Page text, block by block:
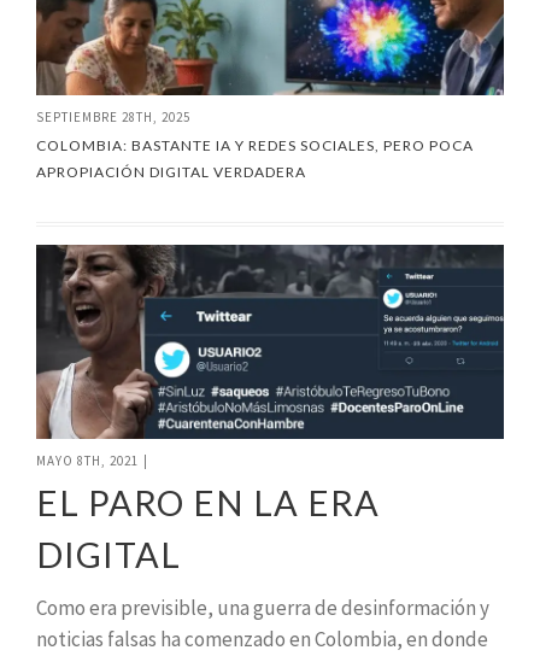
SEPTIEMBRE 28TH, 2025
COLOMBIA: BASTANTE IA Y REDES SOCIALES, PERO POCA
APROPIACIÓN DIGITAL VERDADERA
MAYO 8TH, 2021
EL PARO EN LA ERA
DIGITAL
Como era previsible, una guerra de desinformación y
noticias falsas ha comenzado en Colombia, en donde